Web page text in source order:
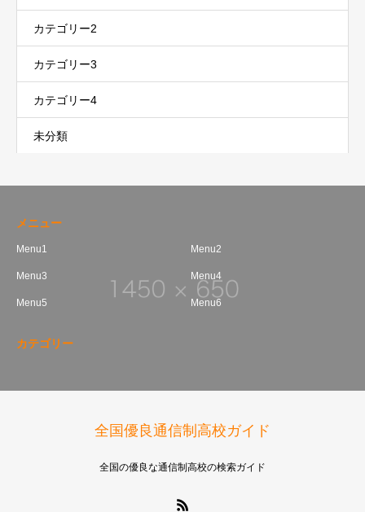
カテゴリー2
カテゴリー3
カテゴリー4
未分類
メニュー
Menu1 Menu2
Menu3 Menu4
Menu5 Menu6
カテゴリー
全国優良通信制高校ガイド
全国の優良な通信制高校の検索ガイド